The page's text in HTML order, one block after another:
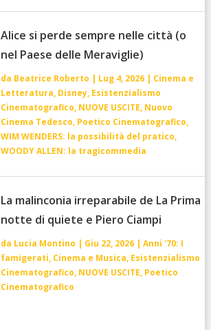
Alice si perde sempre nelle città (o
nel Paese delle Meraviglie)
da Beatrice Roberto | Lug 4, 2026| Cinema e
Letteratura, Disney, Esistenzialismo
Cinematografico, NUOVE USCITE, Nuovo
Cinema Tedesco, Poetico Cinematografico,
WIM WENDERS: la possibilità del pratico,
WOODY ALLEN: la tragicommedia
La malinconia irreparabile de La Prima
notte di quiete e Piero Ciampi
da Lucia Montino | Giu 22, 2026| Anni '70: I
famigerati, Cinema e Musica, Esistenzialismo
Cinematografico, NUOVE USCITE, Poetico
Cinematografico